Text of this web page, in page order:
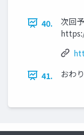
40.
次回
41.
おわ